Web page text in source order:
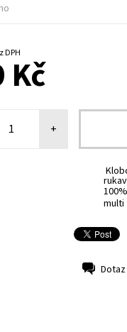
bez DPH
Kč
+
multi
Dotaz